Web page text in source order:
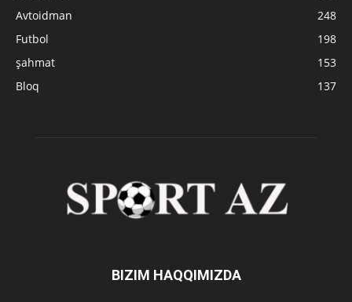
Avtoidman
248
Futbol
198
şahmat
153
Bloq
137
BIZIM HAQQIMIZDA